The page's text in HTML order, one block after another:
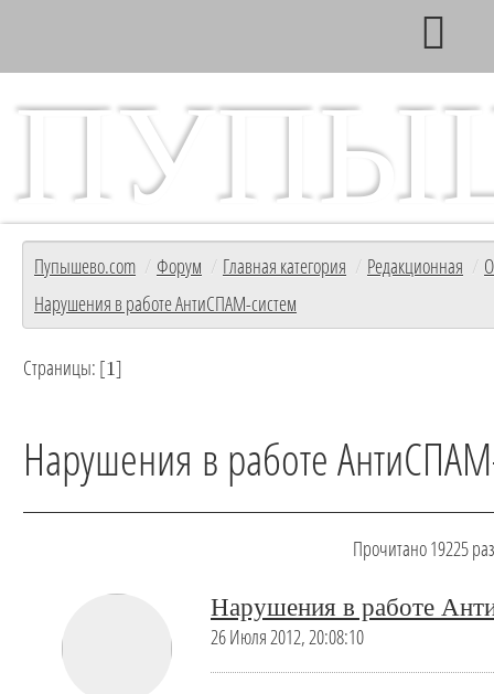
Главный информационный ресурс с/т Пупышево
Форум
Пупышево.com / Форум / Главная категория / Редакционная /
Нарушения в работе АнтиСПАМ-систем
Страницы: [1]
Нарушения в работе
Прочитано 19225
Нарушения в работе
26 Июля 2012, 20:08:10